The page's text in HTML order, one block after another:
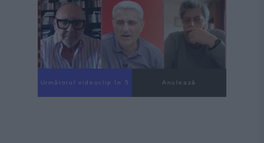
Următorul videoclip în 4 Anulează